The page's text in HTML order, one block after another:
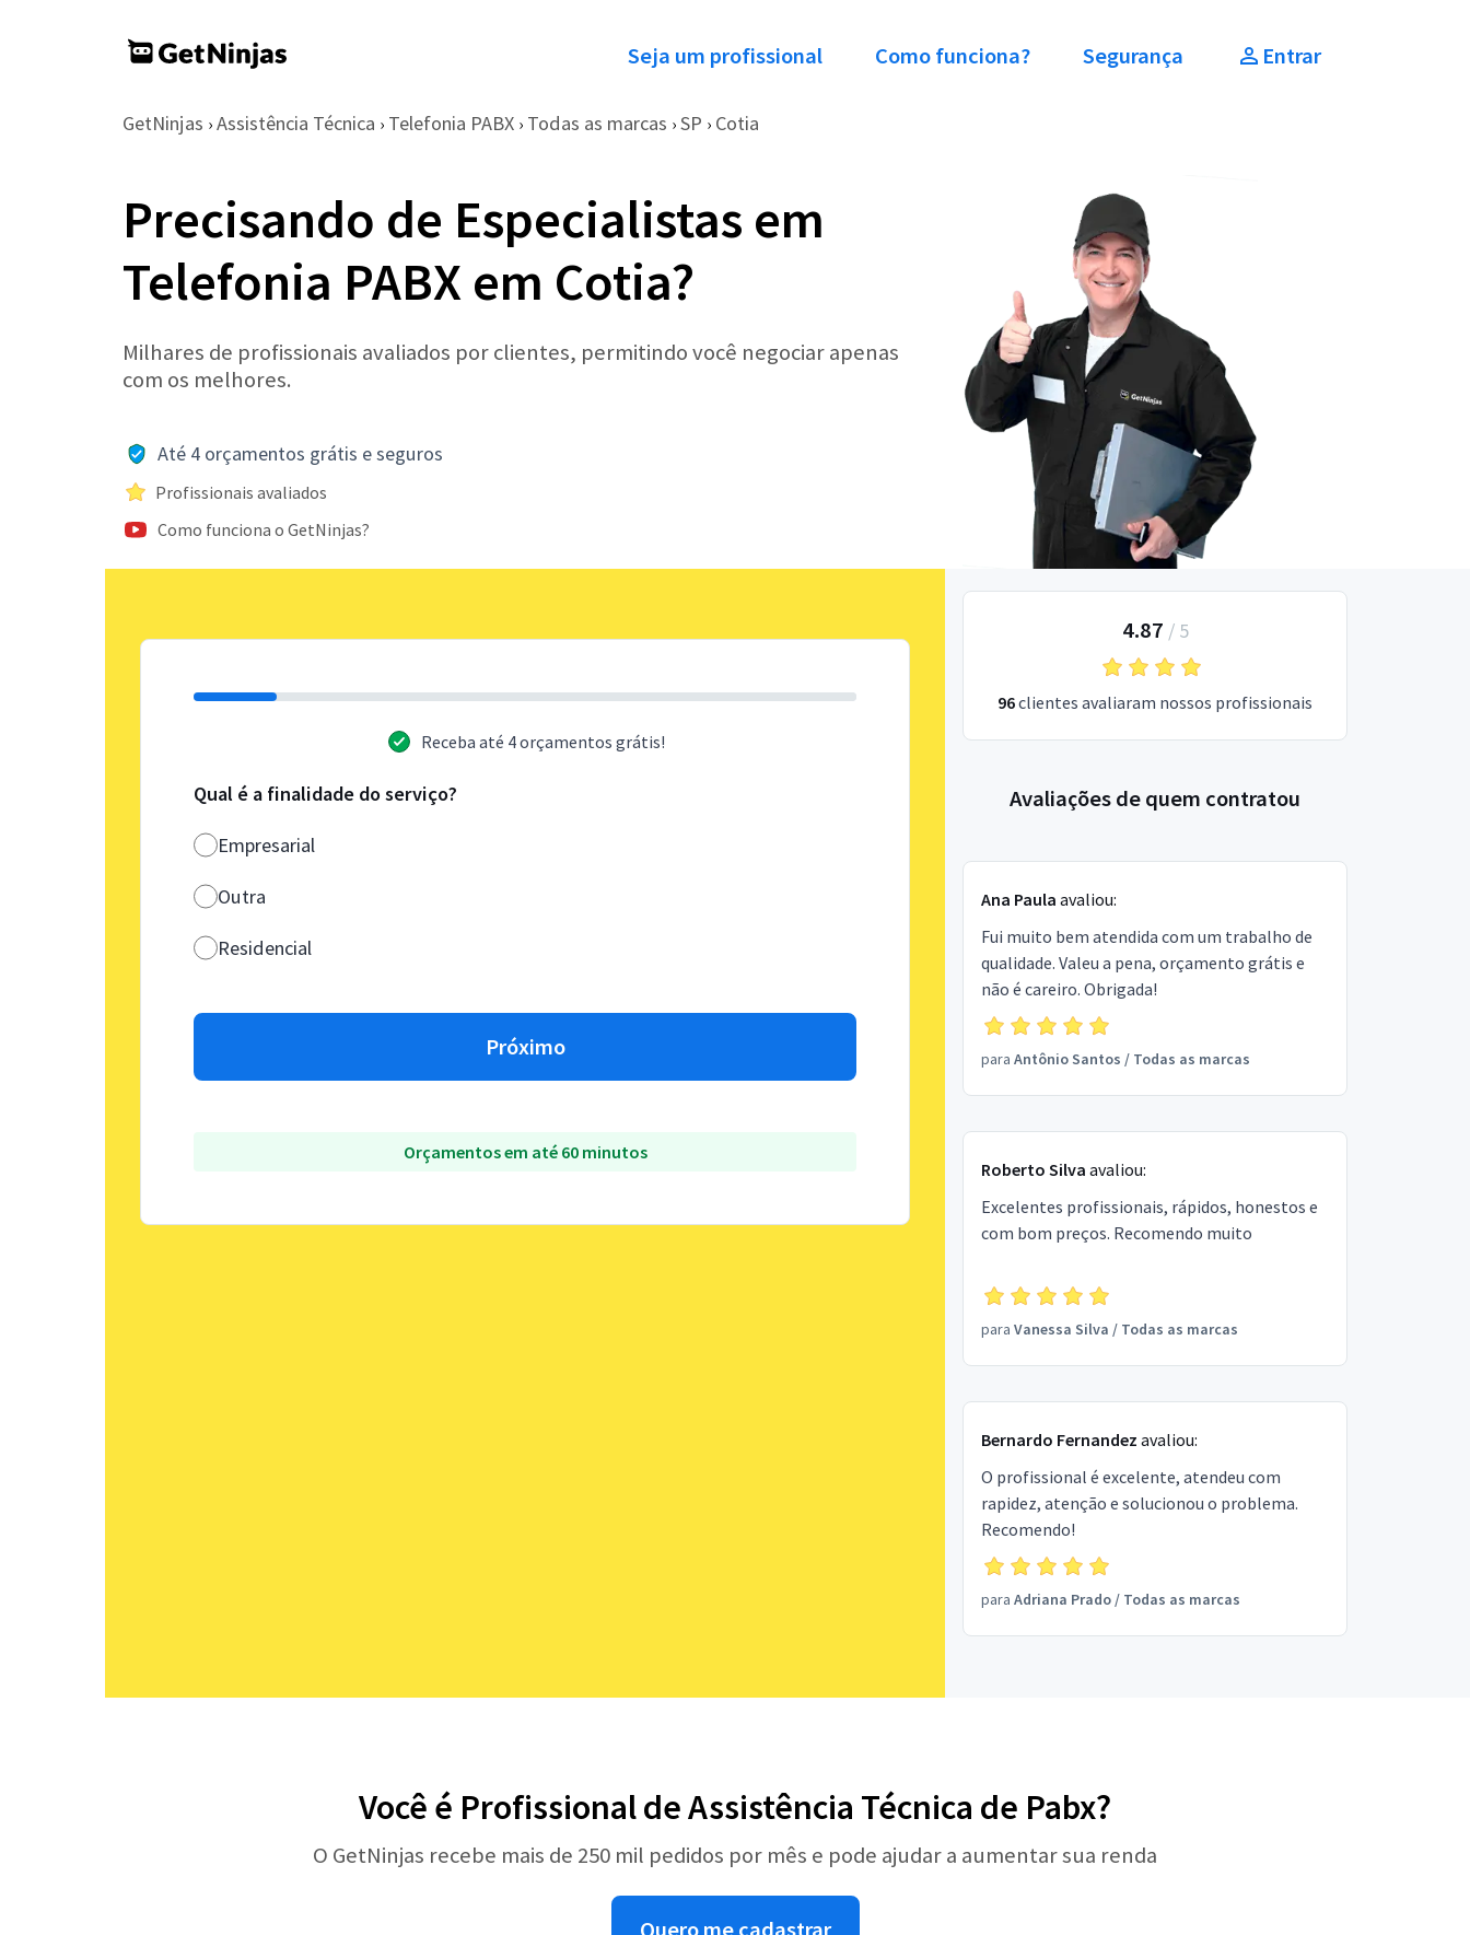
Seja um profissional Como funciona? Segurança Entrar
GetNinjas › Assistência Técnica › Telefonia PABX › Todas as marcas › SP › Cotia
Precisando de Especialistas em
Telefonia PABX em Cotia?
Milhares de profissionais avaliados por clientes, permitindo você negociar apenas
com os melhores.
Até 4 orçamentos grátis e seguros
Profissionais avaliados
Como funciona o GetNinjas?
Receba até 4 orçamentos grátis!
Qual é a finalidade do serviço?
Empresarial
Outra
Residencial
Próximo
Orçamentos em até 60 minutos
4.87 / 5
96clientes avaliaram nossos profissionais
Avaliações de quem contratou
Ana Paula avaliou:
Fui muito bem atendida com um trabalho de
qualidade. Valeu a pena, orçamento grátis e
não é careiro. Obrigada!
para Antônio Santos / Todas as marcas
Roberto Silva avaliou:
Excelentes profissionais, rápidos, honestos e
com bom preços. Recomendo muito
para Vanessa Silva / Todas as marcas
Bernardo Fernandez avaliou:
O profissional é excelente, atendeu com
rapidez, atenção e solucionou o problema.
Recomendo!
para Adriana Prado/ Todas as marcas
Você é Profissional de Assistência Técnica de Pabx?
O GetNinjas recebe mais de 250 mil pedidos por mês e pode ajudar a aumentar sua renda